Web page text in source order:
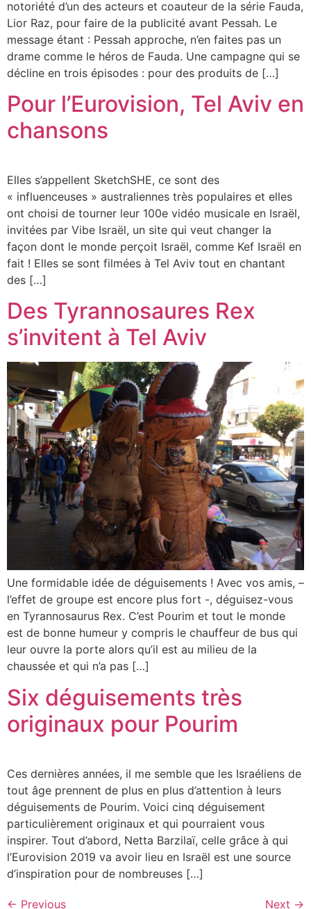
notoriété d’un des acteurs et coauteur de la série Fauda,
Lior Raz, pour faire de la publicité avant Pessah. Le
message étant : Pessah approche, n’en faites pas un
drame comme le héros de Fauda. Une campagne qui se
décline en trois épisodes : pour des produits de […]
Pour l’Eurovision, Tel Aviv en
chansons
Elles s’appellent SketchSHE, ce sont des
« influenceuses » australiennes très populaires et elles
ont choisi de tourner leur 100e vidéo musicale en Israël,
invitées par Vibe Israël, un site qui veut changer la
façon dont le monde perçoit Israël, comme Kef Israël en
fait ! Elles se sont filmées à Tel Aviv tout en chantant
des […]
Des Tyrannosaures Rex
s’invitent à Tel Aviv
Une formidable idée de déguisements ! Avec vos amis, –
l’effet de groupe est encore plus fort -, déguisez-vous
en Tyrannosaurus Rex. C’est Pourim et tout le monde
est de bonne humeur y compris le chauffeur de bus qui
leur ouvre la porte alors qu’il est au milieu de la
chaussée et qui n’a pas […]
Six déguisements très
originaux pour Pourim
Ces dernières années, il me semble que les Israéliens de
tout âge prennent de plus en plus d’attention à leurs
déguisements de Pourim. Voici cinq déguisement
particulièrement originaux et qui pourraient vous
inspirer. Tout d’abord, Netta Barzilaï, celle grâce à qui
l’Eurovision 2019 va avoir lieu en Israël est une source
d’inspiration pour de nombreuses […]
← Previous Next →